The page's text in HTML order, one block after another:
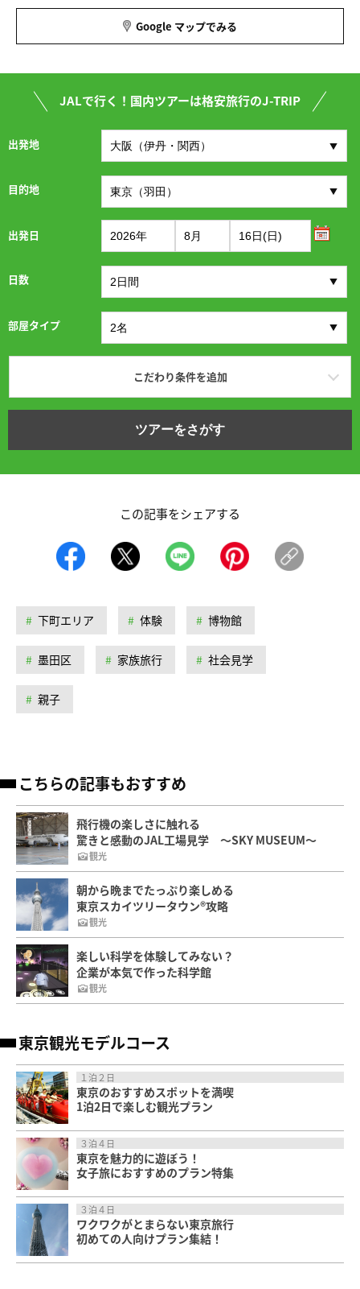
Google マップでみる
JALで行く！国内ツアーは格安旅行のJ-TRIP
出発地
目的地
出発日
日数
部屋タイプ
こだわり条件を追加
ツアーをさがす
この記事をシェアする
下町エリア 体験 博物館
墨田区 家族旅行 社会見学
親子
こちらの記事もおすすめ
飛行機の楽しさに触れる
驚きと感動のJAL工場見学 ～SKY MUSEUM～
観光
朝から晩までたっぷり楽しめる
東京スカイツリータウン®攻略
観光
楽しい科学を体験してみない？
企業が本気で作った科学館
観光
東京観光モデルコース
１泊２日
東京のおすすめスポットを満喫
1泊2日で楽しむ観光プラン
３泊４日
東京を魅力的に遊ぼう！
女子旅におすすめのプラン特集
３泊４日
ワクワクがとまらない東京旅行
初めての人向けプラン集結！